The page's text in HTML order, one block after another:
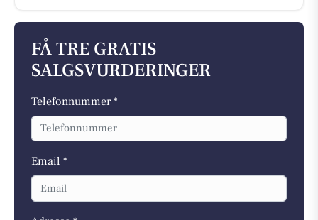
FÅ TRE GRATIS
SALGSVURDERINGER
Telefonnummer *
Email *